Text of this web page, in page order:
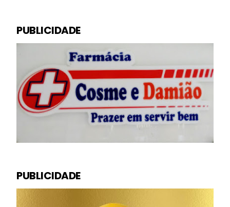
PUBLICIDADE
PUBLICIDADE